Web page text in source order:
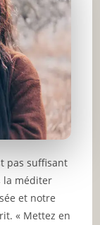
pas suffisant
la méditer
et notre
« Mettez en